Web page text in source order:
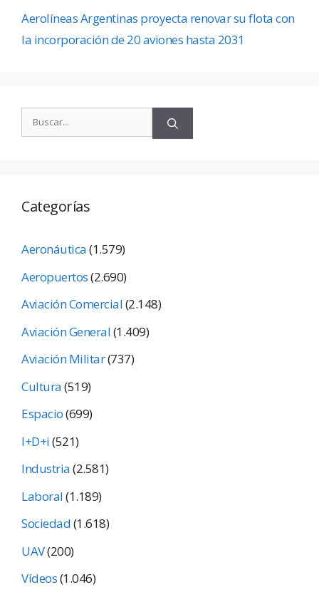
Aerolíneas Argentinas proyecta renovar su flota con
la incorporación de 20 aviones hasta 2031
Categorías
Aeronáutica(1.579)
Aeropuertos(2.690)
Aviación Comercial(2.148)
Aviación General(1.409)
Aviación Militar(737)
Cultura(519)
Espacio(699)
I+D+i(521)
Industria(2.581)
Laboral(1.189)
Sociedad(1.618)
UAV(200)
Vídeos(1.046)